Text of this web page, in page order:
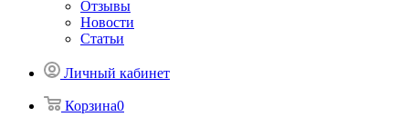
Отзывы
Новости
Статьи
Личный кабинет
Корзина0